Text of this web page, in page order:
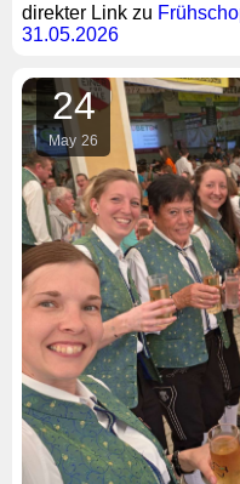
direkter Link zu
31.05.2026
24
May 26